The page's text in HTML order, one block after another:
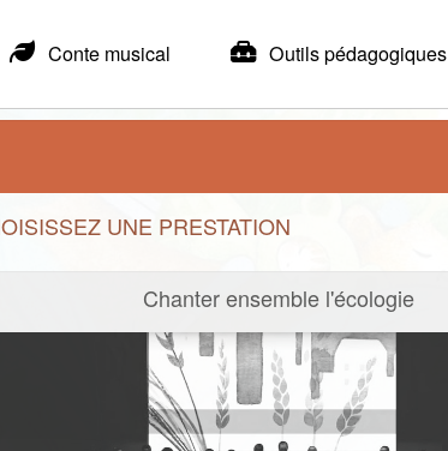
Conte musical Outils pédagogiques
UNE PRESTATION
Chanter ensemble l'écologie